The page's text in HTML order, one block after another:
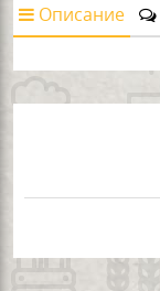
Описание